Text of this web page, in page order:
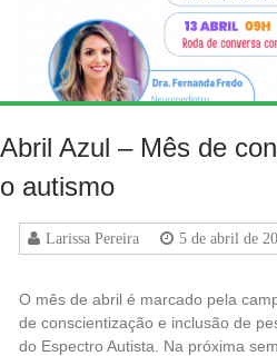
Abril Azul – Mês de
o autismo
Larissa Pereira 5 de abril de
O mês de abril é marcado pela
de conscientização e inclusão de
do Espectro Autista. Na próxima